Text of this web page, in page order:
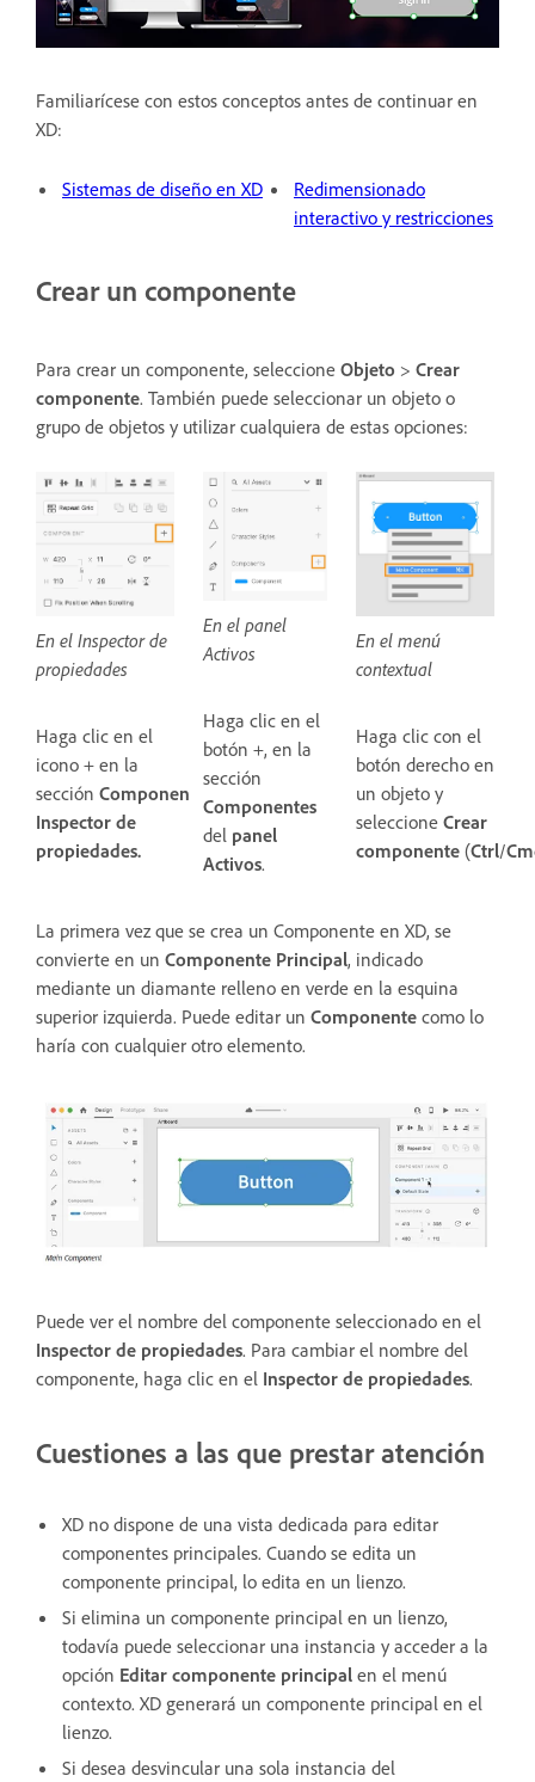
Familiarícese con estos conceptos antes de continuar en
XD:
Sistemas de diseño en XD
Redimensionado
interactivo y restricciones
Crear un componente
Para crear un componente, seleccione Objeto > Crear
componente. También puede seleccionar un objeto o
grupo de objetos y utilizar cualquiera de estas opciones:
En el Inspector de
propiedades
Haga clic en el
icono + en la
sección Componentedel
Inspector de
propiedades.
En el panel
Activos
Haga clic en el
botón +, en la
sección
Componentes
del panel
Activos.
En el menú
contextual
Haga clic con el
botón derecho en
un objeto y
seleccioneCrear
componente (Ctrl/
La primera vez que se crea un Componente en XD, se
convierte en un Componente Principal, indicado
mediante un diamante relleno en verde en la esquina
superior izquierda. Puede editar un Componente como lo
haría con cualquier otro elemento.
Puede ver el nombre del componente seleccionado en el
Inspector de propiedades. Para cambiar el nombre del
componente, haga clic en el Inspector de propiedades.
Cuestiones a las que prestar atención
XD no dispone de una vista dedicada para editar
componentes principales. Cuando se edita un
componente principal, lo edita en un lienzo.
Si elimina un componente principal en un lienzo,
todavía puede seleccionar una instancia y acceder a la
opción Editar componente principal en el menú
contexto. XD generará un componente principal en el
lienzo.
Si desea desvincular una sola instancia del